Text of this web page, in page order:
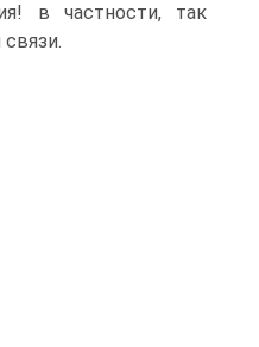
в частности, так